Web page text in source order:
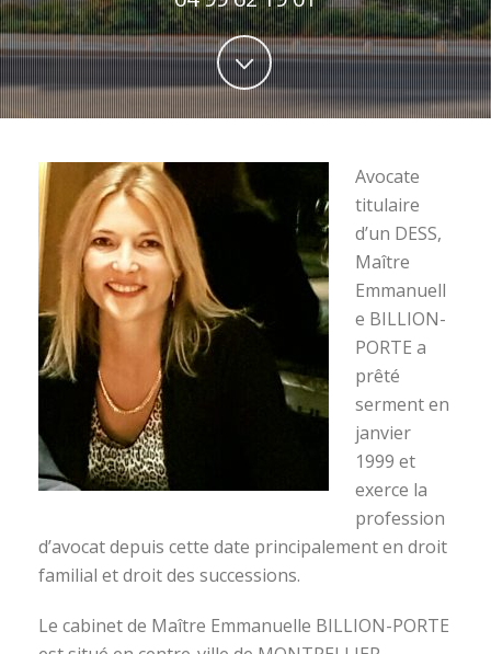
Avocate
titulaire
d’un DESS,
Maître
Emmanuell
e BILLION-
PORTE a
prêté
serment en
janvier
1999 et
exerce la
profession
d’avocat depuis cette date principalement en droit
familial et droit des successions.
Le cabinet de Maître Emmanuelle BILLION-PORTE